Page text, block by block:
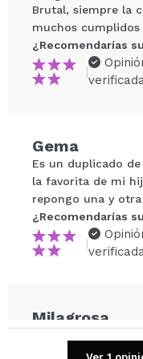
Tu vídeo
Brutal, siempre la
muchos
¿Recomendarías
|
Gema
Es un duplicado
la favorita de mi
repongo una y otra
¿Recomendarías
|
Milagrosa
¿Recomendarías